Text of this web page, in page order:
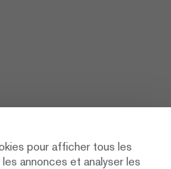
pour afficher tous les
annonces et analyser les